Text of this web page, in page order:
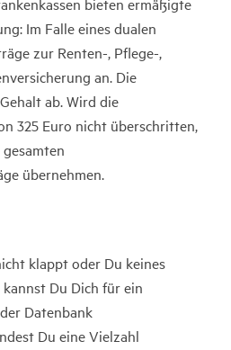
bieten ermäßigte
Im Falle eines dualen
zur Renten-, Pflege-,
an. Die
ab. Wird die
325 Euro nicht überschritten,
übernehmen.
klappt oder Du keines
Du Dich für ein
Datenbank
Du eine Vielzahl